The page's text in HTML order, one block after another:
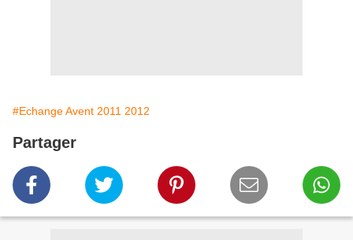
#Echange Avent 2011 2012
Partager